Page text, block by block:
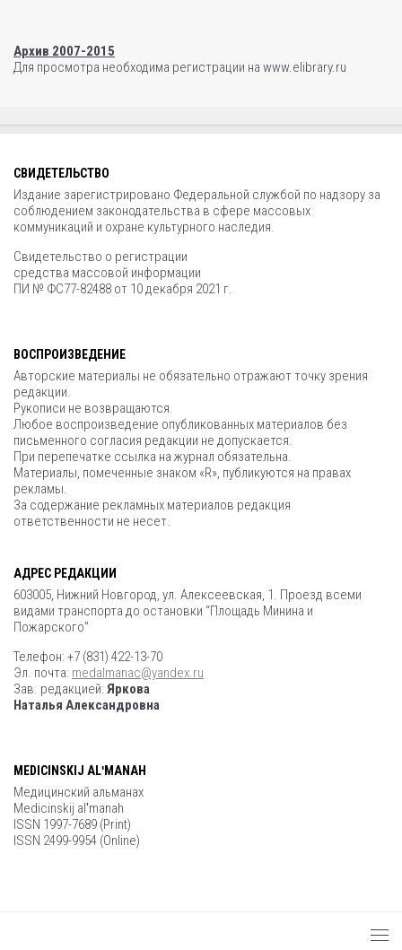
Архив 2007-2015
Для просмотра необходима регистрации на www.elibrary.ru
СВИДЕТЕЛЬСТВО
Издание зарегистрировано Федеральной службой по надзору за
соблюдением законодательства в сфере массовых
коммуникаций и охране культурного наследия.
Свидетельство о регистрации
средства массовой информации
ПИ № ФС77-82488 от 10 декабря 2021 г.
ВОСПРОИЗВЕДЕНИЕ
Авторские материалы не обязательно отражают точку зрения
редакции.
Рукописи не возвращаются.
Любое воспроизведение опубликованных материалов без
письменного согласия редакции не допускается.
При перепечатке ссылка на журнал обязательна.
Материалы, помеченные знаком «R», публикуются на правах
рекламы.
За содержание рекламных материалов редакция
ответственности не несет.
АДРЕС РЕДАКЦИИ
603005, Нижний Новгород, ул. Алексеевская, 1. Проезд всеми
видами транспорта до остановки “Площадь Минина и
Пожарского”
Телефон: +7 (831) 422-13-70
Эл. почта: medalmanac@yandex.ru
Зав. редакцией: Яркова
Наталья Александровна
MEDICINSKIJ ALʹMANAH
Медицинский альманах
Medicinskij alʹmanah
ISSN 1997-7689 (Print)
ISSN 2499-9954 (Online)